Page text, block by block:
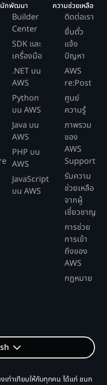
นักพัฒนา
Builder
Center
SDK และ
เครื่องมือ
.NET บน
AWS
Python
บน AWS
Java บน
AWS
PHP บน
AWS
JavaScript
บน AWS
ความช่วยเหลือ
ติดต่อเรา
ยื่นตั๋ว
แจ้ง
ปัญหา
AWS
re:Post
ศูนย์
ความรู้
ภาพรวม
ของ
AWS
Support
รับความ
ช่วยเหลือ
จากผู้
เชี่ยวชาญ
การช่วย
การเข้า
ถึงของ
AWS
กฎหมาย
เท่าเทียมให้กับทุกคน ได้แก่ ชนก